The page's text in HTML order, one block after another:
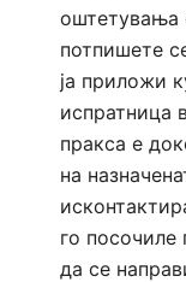
оштетувања
потпишете
ја приложи
испратница
пракса е
на
го
да се